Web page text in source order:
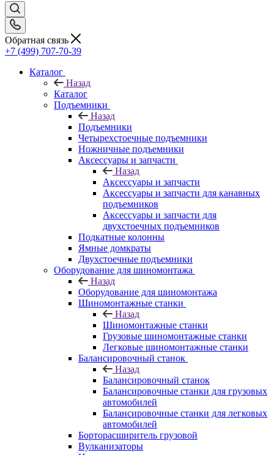
Обратная связь
+7 (499) 707-70-39
Каталог
Назад
Каталог
Подъемники
Назад
Подъемники
Четырехстоечные подъемники
Ножничные подъемники
Аксессуары и запчасти
Назад
Аксессуары и запчасти
Аксессуары и запчасти для канавных
подъемников
Аксессуары и запчасти для
двухстоечных подъемников
Подкатные колонны
Ямные домкраты
Двухстоечные подъемники
Оборудование для шиномонтажа
Назад
Оборудование для шиномонтажа
Шиномонтажные станки
Назад
Шиномонтажные станки
Грузовые шиномонтажные станки
Легковые шиномонтажные станки
Балансировочный станок
Назад
Балансировочный станок
Балансировочные станки для грузовых
автомобилей
Балансировочные станки для легковых
автомобилей
Борторасширитель грузовой
Вулканизаторы